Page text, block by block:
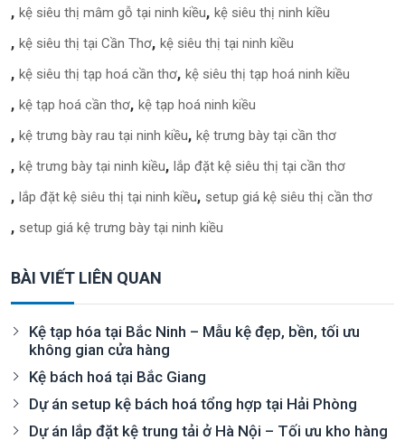
kệ siêu thị mâm gỗ tại ninh kiều kệ siêu thị ninh kiều
kệ siêu thị tại Cần Thơ kệ siêu thị tại ninh kiều
kệ siêu thị tạp hoá cần thơ kệ siêu thị tạp hoá ninh kiều
kệ tạp hoá cần thơ kệ tạp hoá ninh kiều
kệ trưng bày rau tại ninh kiều kệ trưng bày tại cần thơ
kệ trưng bày tại ninh kiều lắp đặt kệ siêu thị tại cần thơ
lắp đặt kệ siêu thị tại ninh kiều
setup giá kệ siêu thị cần thơ
setup giá kệ trưng bày tại ninh kiều
BÀI VIẾT LIÊN QUAN
Kệ tạp hóa tại Bắc Ninh – Mẫu kệ đẹp, bền, tối ưu
không gian cửa hàng
Kệ bách hoá tại Bắc Giang
Dự án setup kệ bách hoá tổng hợp tại Hải Phòng
Dự án lắp đặt kệ trung tải ở Hà Nội – Tối ưu kho hàng